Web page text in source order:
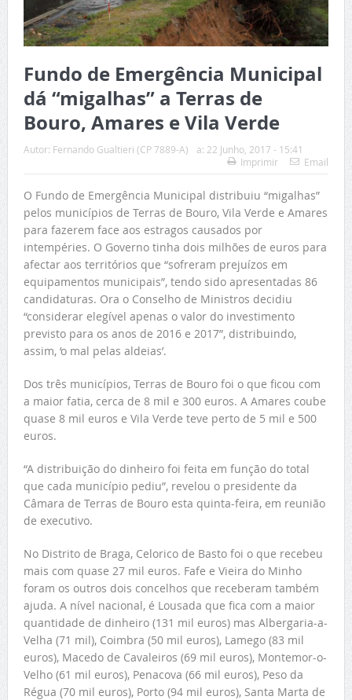
Fundo de Emergência Municipal
dá “migalhas” a Terras de
Bouro, Amares e Vila Verde
Autor: Fernando Gualtieri (CP 7889-A) a: 22 Junho, 2017 - 15:41
Imprimir
Email
O Fundo de Emergência Municipal distribuiu “migalhas”
pelos municípios de Terras de Bouro, Vila Verde e Amares
para fazerem face aos estragos causados por
intempéries. O Governo tinha dois milhões de euros para
afectar aos territórios que “sofreram prejuízos em
equipamentos municipais”, tendo sido apresentadas 86
candidaturas. Ora o Conselho de Ministros decidiu
“considerar elegível apenas o valor do investimento
previsto para os anos de 2016 e 2017”, distribuindo,
assim, ‘o mal pelas aldeias’.
Dos três municípios, Terras de Bouro foi o que ficou com
a maior fatia, cerca de 8 mil e 300 euros. A Amares coube
quase 8 mil euros e Vila Verde teve perto de 5 mil e 500
euros.
“A distribuição do dinheiro foi feita em função do total
que cada município pediu”, revelou o presidente da
Câmara de Terras de Bouro esta quinta-feira, em reunião
de executivo.
No Distrito de Braga, Celorico de Basto foi o que recebeu
mais com quase 27 mil euros. Fafe e Vieira do Minho
foram os outros dois concelhos que receberam também
ajuda. A nível nacional, é Lousada que fica com a maior
quantidade de dinheiro (131 mil euros) mas Albergaria-a-
Velha (71 mil), Coimbra (50 mil euros), Lamego (83 mil
euros), Macedo de Cavaleiros (69 mil euros), Montemor-o-
Velho (61 mil euros), Penacova (66 mil euros), Peso da
Régua (70 mil euros), Porto (94 mil euros), Santa Marta de